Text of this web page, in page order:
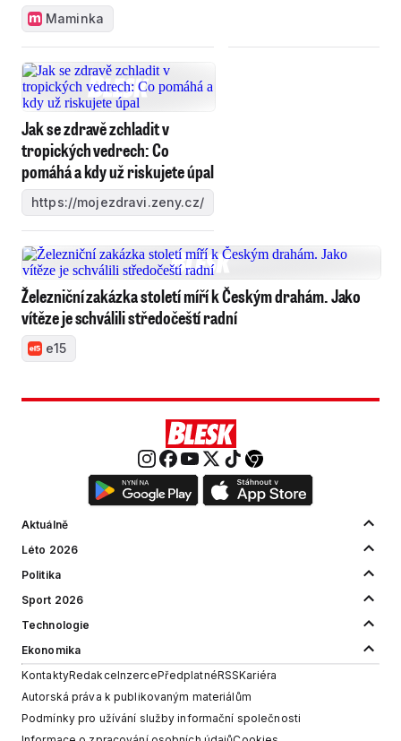
Maminka
Jak se zdravě zchladit v
tropických vedrech: Co
pomáhá a kdy už riskujete úpal
https://mojezdravi.zeny.cz/
Železniční zakázka století míří k Českým drahám. Jako
vítěze je schválili středočeští radní
e15
Aktuálně
Léto 2026
Politika
Sport 2026
Technologie
Ekonomika
KontaktyRedakceInzercePředplatnéRSSKariéra
Autorská práva k publikovaným materiálům
Podmínky pro užívání služby informační společnosti